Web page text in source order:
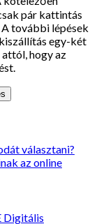
pár kattintás
A további lépések
egy-két
hogy az
választani?
az online
Digitális